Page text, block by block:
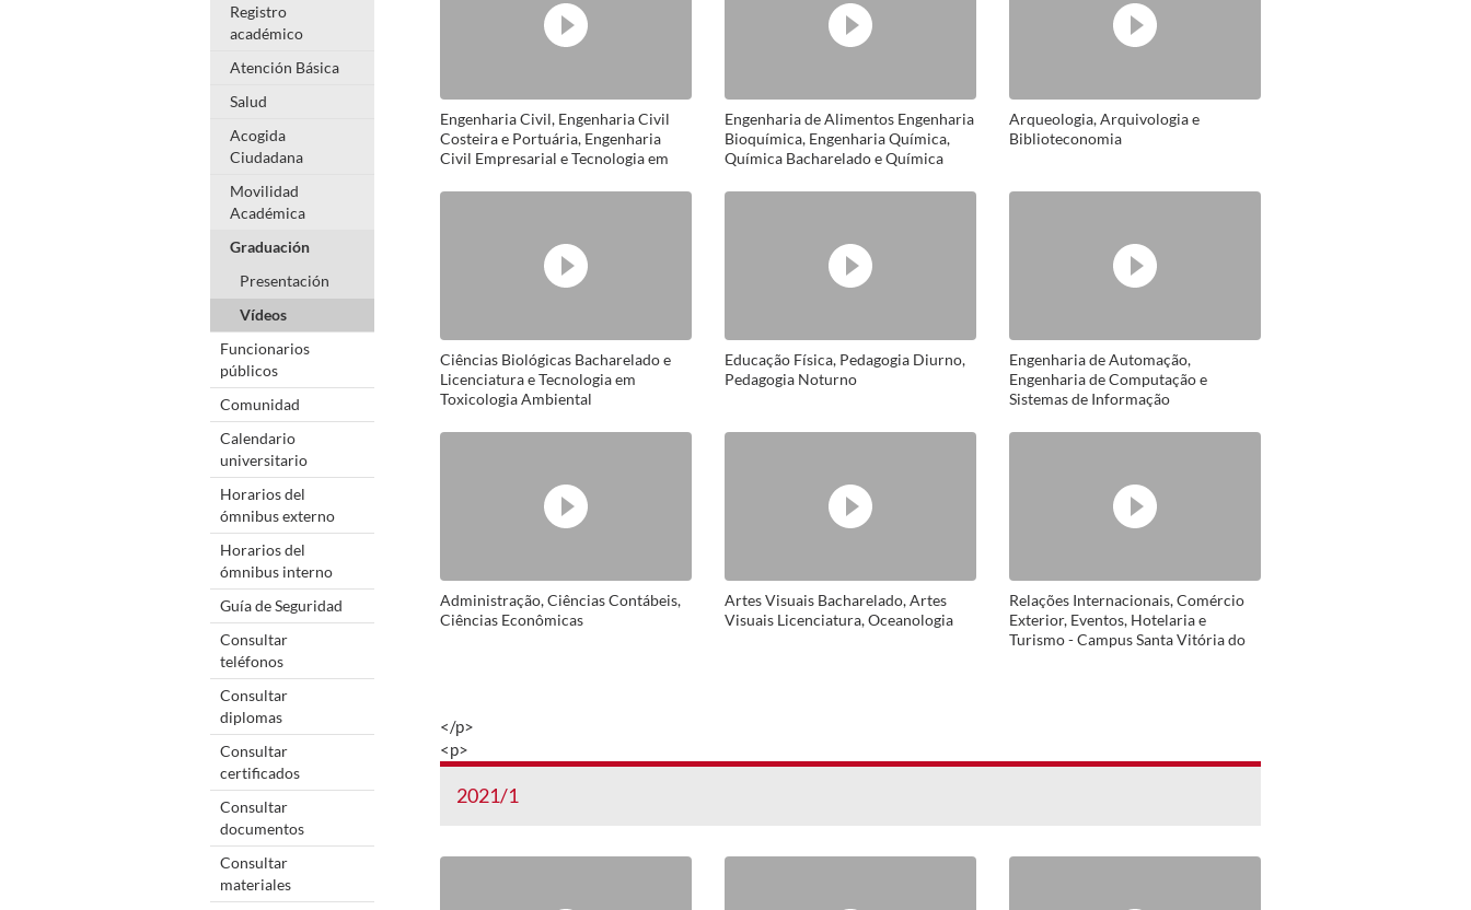
Registro
académico
Atención Básica
Salud
Acogida
Ciudadana
Movilidad
Académica
Graduación
Presentación
Vídeos
Funcionarios
públicos
Comunidad
Calendario
universitario
Horarios del
ómnibus externo
Horarios del
ómnibus interno
Guía de Seguridad
Consultar
teléfonos
Consultar
diplomas
Consultar
certificados
Consultar
documentos
Consultar
materiales
Engenharia Civil, Engenharia Civil
Costeira e Portuária, Engenharia
Civil Empresarial e Tecnologia em
Engenharia de Alimentos Engenharia
Bioquímica, Engenharia Química,
Química Bacharelado e Química
Arqueologia, Arquivologia e
Biblioteconomia
Ciências Biológicas Bacharelado e
Licenciatura e Tecnologia em
Toxicologia Ambiental
Educação Física, Pedagogia Diurno,
Pedagogia Noturno
Engenharia de Automação,
Engenharia de Computação e
Sistemas de Informação
Administração, Ciências Contábeis,
Ciências Econômicas
Artes Visuais Bacharelado, Artes
Visuais Licenciatura, Oceanologia
Relações Internacionais, Comércio
Exterior, Eventos, Hotelaria e
Turismo - Campus Santa Vitória do
</p>
<p>
2021/1